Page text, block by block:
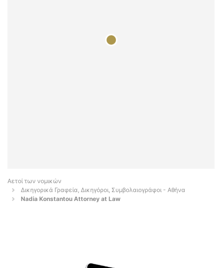
Αετοί των νομικών
Δικηγορικά Γραφεία, Δικηγόροι, Συμβολαιογράφοι - Αθήνα
Nadia Konstantou Attorney at Law